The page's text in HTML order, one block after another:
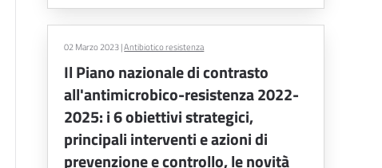
02 Marzo 2023|Antibiotico resistenza
Il Piano nazionale di contrasto
all'antimicrobico-resistenza 2022-
2025: i 6 obiettivi strategici,
principali interventi e azioni di
prevenzione e controllo, le novità